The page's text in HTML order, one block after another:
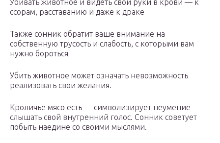
Убивать животное и видеть свои руки в крови — к
ссорам, расставанию и даже к драке
Также сонник обратит ваше внимание на
собственную трусость и слабость, с которыми вам
нужно бороться
Убить животное может означать невозможность
реализовать свои желания.
Кроличье мясо есть — символизирует неумение
слышать свой внутренний голос. Сонник советует
побыть наедине со своими мыслями.